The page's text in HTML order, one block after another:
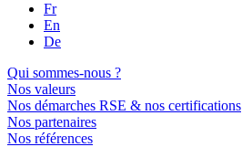
Fr
En
De
Qui sommes-nous ?
Nos valeurs
Nos démarches RSE & nos certifications
Nos partenaires
Nos références